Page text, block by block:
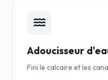
Adoucisseur
Fini le calcaire et les